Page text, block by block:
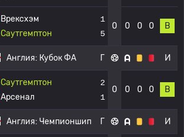
Врексхэм
Саутгемптон
1
5
0 0 0 0 В
Англия: Кубок ФА Г И
Саутгемптон
Арсенал
2
1
0 0 0 0 В
Англия: Чемпионшип Г И